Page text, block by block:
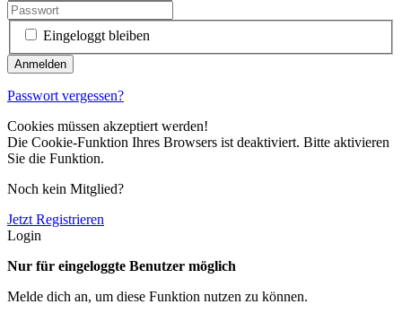
Eingeloggt bleiben
Passwort vergessen?
Cookies müssen akzeptiert werden!
Die Cookie-Funktion Ihres Browsers ist deaktiviert. Bitte aktivieren
Sie die Funktion.
Noch kein Mitglied?
Jetzt Registrieren
Login
Nur für eingeloggte Benutzer möglich
Melde dich an, um diese Funktion nutzen zu können.